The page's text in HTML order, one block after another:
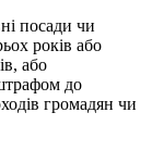
посади чи
років або
або
до
громадян чи